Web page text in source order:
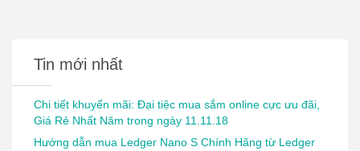
Tin mới nhất
Chi tiết khuyến mãi: Đại tiệc mua sắm online cực ưu đãi,
Giá Rẻ Nhất Năm trong ngày 11.11.18
Hướng dẫn mua Ledger Nano S Chính Hãng từ Ledger